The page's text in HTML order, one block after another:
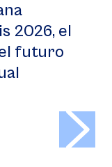
2026, el
futuro